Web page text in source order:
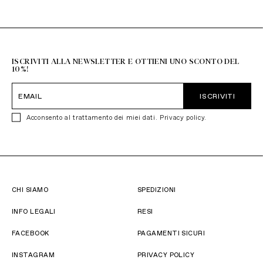
ISCRIVITI ALLA NEWSLETTER E OTTIENI UNO SCONTO DEL
10%!
ISCRIVITI
Acconsento al trattamento dei miei dati. Privacy policy.
CHI SIAMO
INFO LEGALI
FACEBOOK
INSTAGRAM
SPEDIZIONI
RESI
PAGAMENTI SICURI
PRIVACY POLICY